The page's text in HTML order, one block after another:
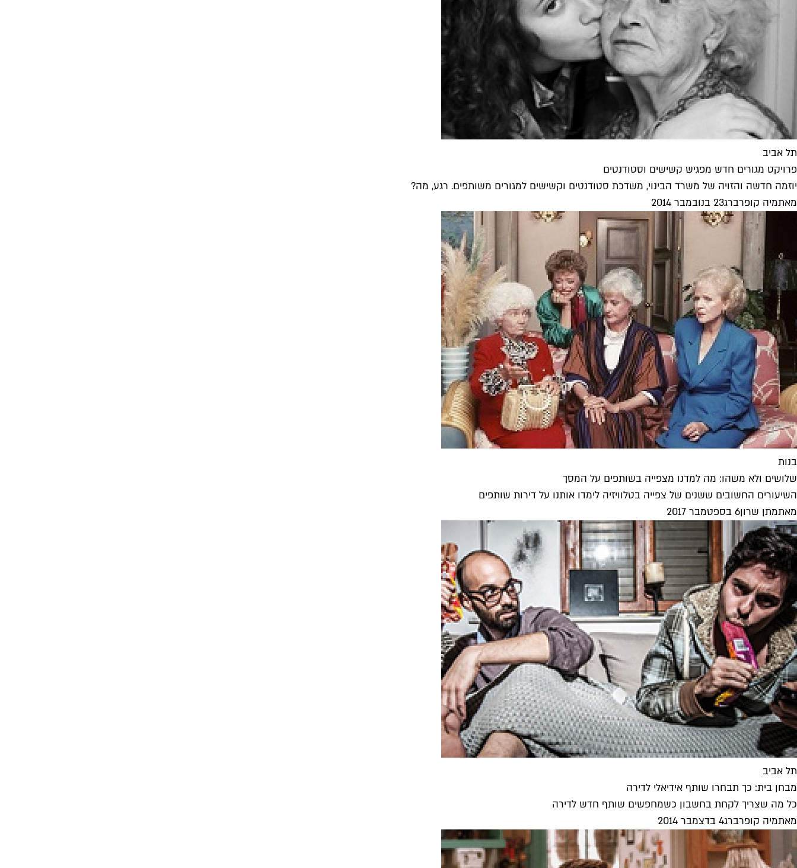
תל אביב
פרויקט מגורים חדש מפגיש קשישים וסטודנטים
יוזמה חדשה והזויה של משרד הבינוי, משדכת סטודנטים וקשישים למגורים משותפים. רגע, מה?
מאתמיה קופרברג23 בנובמבר 2014
בנות
שלושים ולא משהו: מה למדנו מצפייה בשותפים על המסך
השיעורים החשובים ששנים של צפייה בטלוויזיה לימדו אותנו על דירות שותפים
מאתמתן שרון6 בספטמבר 2017
תל אביב
מבחן בית: כך תבחרו שותף אידיאלי לדירה
כל מה שצריך לקחת בחשבון כשמחפשים שותף חדש לדירה
מאתמיה קופרברג4 בדצמבר 2014